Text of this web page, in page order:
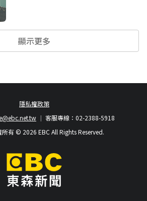
顯示更多
隱私權政策
客服專線：02-2388-5918
所有 © 2026 EBC All Rights Reserved.